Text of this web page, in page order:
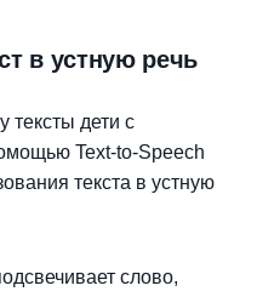
в устную речь
тексты дети с
Text-to-Speech
текста в устную
слово,